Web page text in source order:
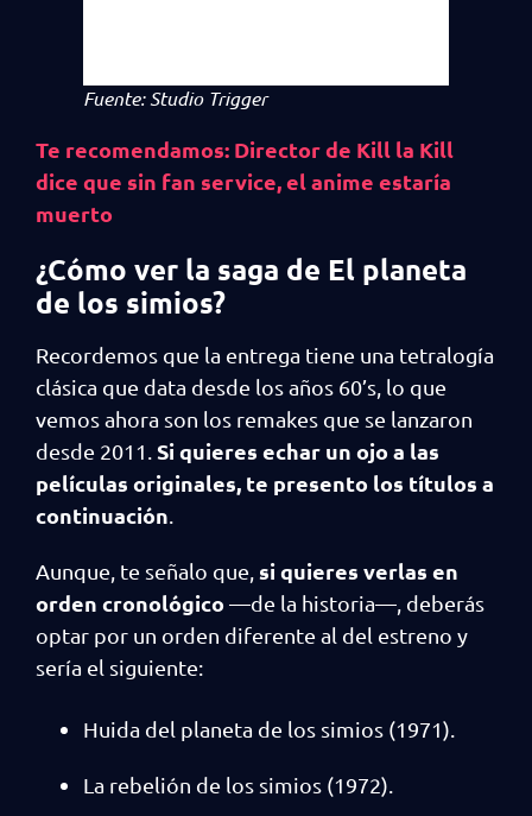
Fuente: Studio Trigger
Te recomendamos: Director de Kill la Kill
dice que sin fan service, el anime estaría
muerto
¿Cómo ver la saga de El planeta
de los simios?
Recordemos que la entrega tiene una tetralogía
clásica que data desde los años 60’s, lo que
vemos ahora son los remakes que se lanzaron
desde 2011. Si quieres echar un ojo a las
películas originales, te presento los títulos a
continuación
Aunque, te señalo que, si quieres verlas en
orden cronológico —de la historia—, deberás
optar por un orden diferente al del estreno y
sería el siguiente:
Huida del planeta de los simios (1971).
La rebelión de los simios (1972).